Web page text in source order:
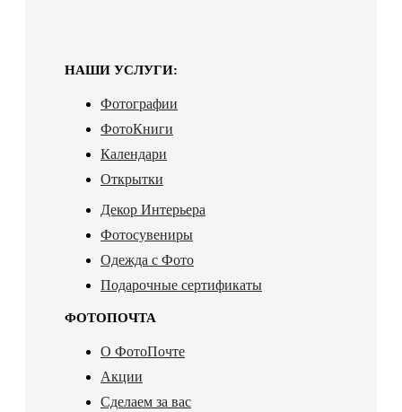
НАШИ УСЛУГИ:
Фотографии
ФотоКниги
Календари
Открытки
Декор Интерьера
Фотосувениры
Одежда с Фото
Подарочные сертификаты
ФОТОПОЧТА
О ФотоПочте
Акции
Сделаем за вас